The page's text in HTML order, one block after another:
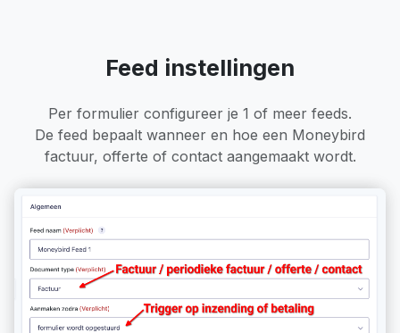
Feed instellingen
Per formulier configureer je 1 of meer feeds.
De feed bepaalt wanneer en hoe een Moneybird
factuur, offerte of contact aangemaakt wordt.